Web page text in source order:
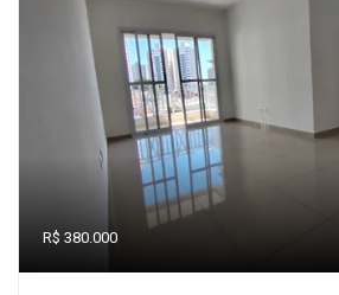
R$ 380.000